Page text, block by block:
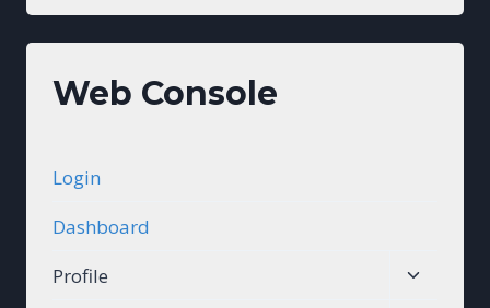
Web Console
Login
Dashboard
Profile
Toggle